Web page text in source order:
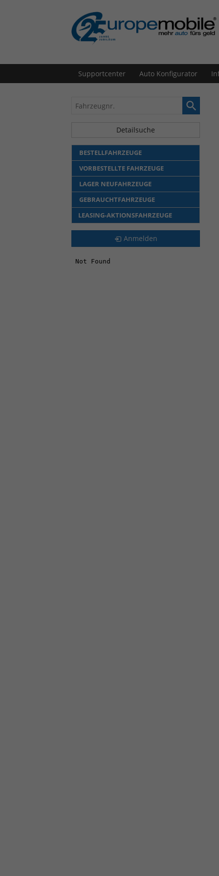
Supportcenter Auto Konfigurator
Fahrzeugnr.
Detailsuche
BESTELLFAHRZEUGE
VORBESTELLTE FAHRZEUGE
LAGER NEUFAHRZEUGE
GEBRAUCHTFAHRZEUGE
LEASING-AKTIONSFAHRZEUGE
Anmelden